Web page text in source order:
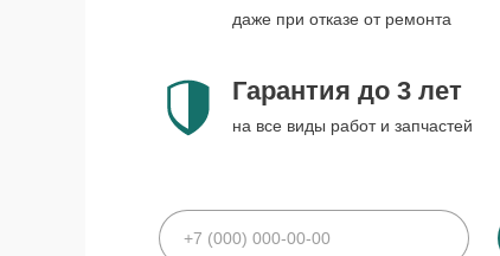
даже при отказе от ремонта
Гарантия до 3 лет
на все виды работ и запчастей